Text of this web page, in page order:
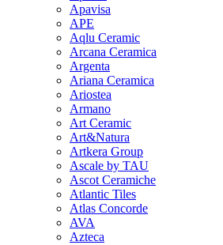
Apavisa
APE
Aqlu Ceramic
Arcana Ceramica
Argenta
Ariana Ceramica
Ariostea
Armano
Art Ceramic
Art&Natura
Artkera Group
Ascale by TAU
Ascot Ceramiche
Atlantic Tiles
Atlas Concorde
AVA
Azteca